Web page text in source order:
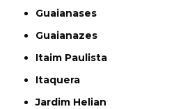
Guaianases
Guaianazes
Itaim Paulista
Itaquera
Jardim Helian